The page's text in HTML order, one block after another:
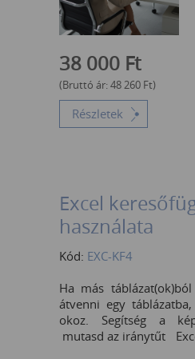
38 000 Ft
(Bruttó ár:48 260 Ft)
Részletek
Számítási beállítások
(Pivot Chart) készítése
Excel
használata
Kód: EXC-KF4
Ha más
átvenni egy
okoz. Segítség a
mutasd az iránytűt